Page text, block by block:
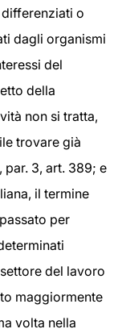
o
dagli organismi
del
della
non si tratta,
trovare già
par. 3, art. 389; e
il termine
per
del lavoro
maggiormente
volta nella